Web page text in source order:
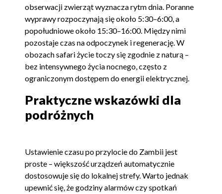
obserwacji zwierząt wyznacza rytm dnia. Poranne
wyprawy rozpoczynają się około 5:30–6:00, a
popołudniowe około 15:30–16:00. Między nimi
pozostaje czas na odpoczynek i regenerację. W
obozach safari życie toczy się zgodnie z naturą –
bez intensywnego życia nocnego, często z
ograniczonym dostępem do energii elektrycznej.
Praktyczne wskazówki dla
podróżnych
Ustawienie czasu po przylocie do Zambii jest
proste – większość urządzeń automatycznie
dostosowuje się do lokalnej strefy. Warto jednak
upewnić się, że godziny alarmów czy spotkań